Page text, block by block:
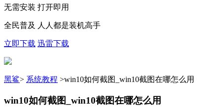
无需安装 打开即用
全民普及 人人都是装机高手
立即下载 迅雷下载
黑鲨> 系统教程 >win10如何截图_win10截图在哪怎么用
win10如何截图_win10截图在哪怎么用